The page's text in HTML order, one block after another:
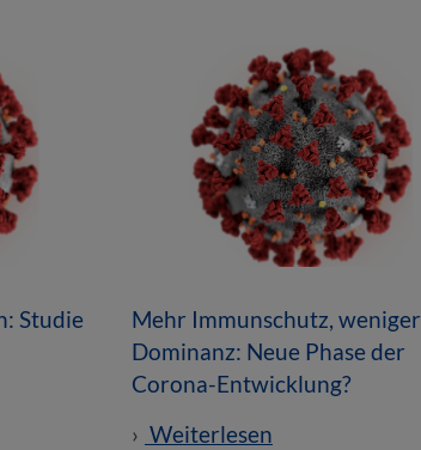
Studie
Mehr Immunschutz, weniger
Dominanz: Neue Phase der
Corona-Entwicklung?
Weiterlesen